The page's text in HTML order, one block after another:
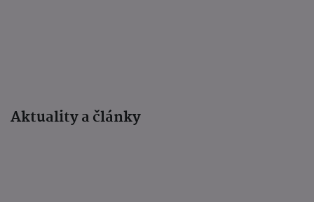
Aktuality a články